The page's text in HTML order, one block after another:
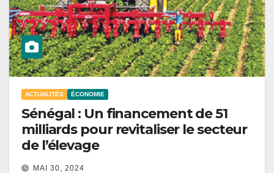
ACTUALITÉS ÉCONOMIE
Sénégal : Un financement de 51
milliards pour revitaliser le secteur
de l’élevage
MAI 30, 2024